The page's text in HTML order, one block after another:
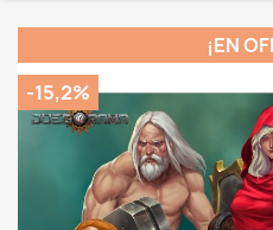
¡EN
-15,2%